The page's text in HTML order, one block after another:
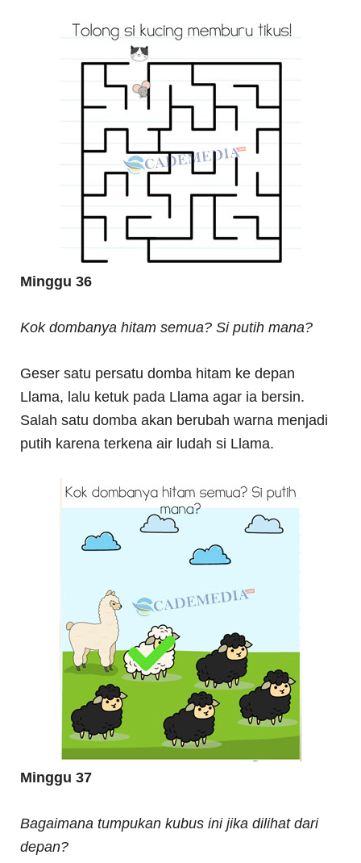
Minggu 36
Kok dombanya hitam semua? Si putih mana?
Geser satu persatu domba hitam ke depan
Llama, lalu ketuk pada Llama agar ia bersin.
Salah satu domba akan berubah warna menjadi
putih karena terkena air ludah si Llama.
Minggu 37
Bagaimana tumpukan kubus ini jika dilihat dari
depan?